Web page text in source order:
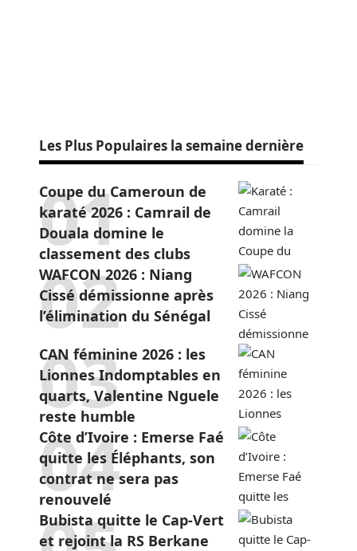
Les Plus Populaires la semaine dernière
Coupe du Cameroun de
karaté 2026 : Camrail de
Douala domine le
classement des clubs
WAFCON 2026 : Niang
Cissé démissionne après
l’élimination du Sénégal
CAN féminine 2026 : les
Lionnes Indomptables en
quarts, Valentine Nguele
reste humble
Côte d’Ivoire : Emerse Faé
quitte les Éléphants, son
contrat ne sera pas
renouvelé
Bubista quitte le Cap-Vert
et rejoint la RS Berkane